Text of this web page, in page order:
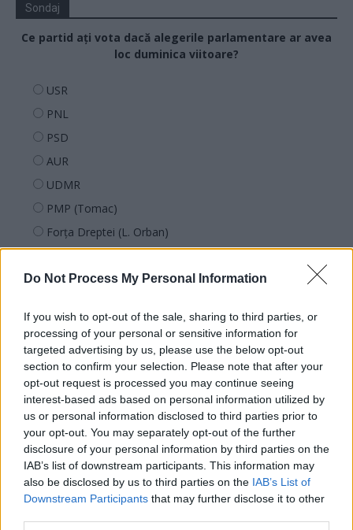
Do Not Process My Personal Information
If you wish to opt-out of the sale, sharing to third parties, or
processing of your personal or sensitive information for
targeted advertising by us, please use the below opt-out
section to confirm your selection. Please note that after your
opt-out request is processed you may continue seeing
interest-based ads based on personal information utilized by
us or personal information disclosed to third parties prior to
your opt-out. You may separately opt-out of the further
disclosure of your personal information by third parties on the
IAB’s list of downstream participants. This information may
also be disclosed by us to third parties on the IAB’s List of
Downstream Participants that may further disclose it to other
Sondaj
Ce partid ați vota dacă alegerile parlamentare ar avea
loc duminica viitoare?
USR
PNL
PSD
AUR
UDMR
PMP (Tomac)
Forța Dreptei (L. Orban)
REPER
SOS (Șoșoacă)
POT (Gavrilă)
PACE (Peia)
Acțiunea Conservatoare (Târziu)
PDF (Lazarus)
PUSL (D. Voiculescu)
PNȚCD (Pavelescu)
PNCR (Terheș)